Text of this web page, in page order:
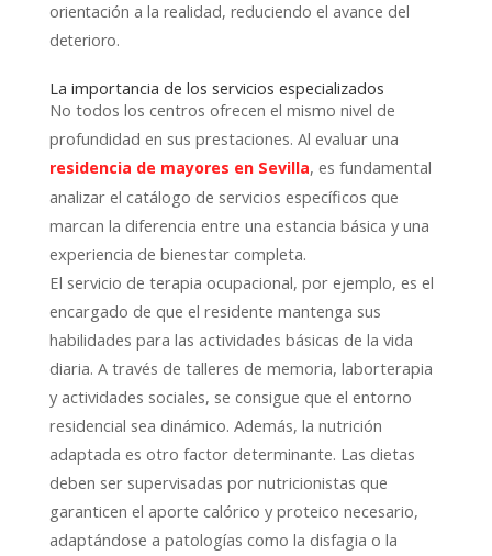
orientación a la realidad, reduciendo el avance del
deterioro.
La importancia de los servicios especializados
No todos los centros ofrecen el mismo nivel de
profundidad en sus prestaciones. Al evaluar una
residencia de mayores en Sevilla, es fundamental
analizar el catálogo de servicios específicos que
marcan la diferencia entre una estancia básica y una
experiencia de bienestar completa.
El servicio de terapia ocupacional, por ejemplo, es el
encargado de que el residente mantenga sus
habilidades para las actividades básicas de la vida
diaria. A través de talleres de memoria, laborterapia
y actividades sociales, se consigue que el entorno
residencial sea dinámico. Además, la nutrición
adaptada es otro factor determinante. Las dietas
deben ser supervisadas por nutricionistas que
garanticen el aporte calórico y proteico necesario,
adaptándose a patologías como la disfagia o la